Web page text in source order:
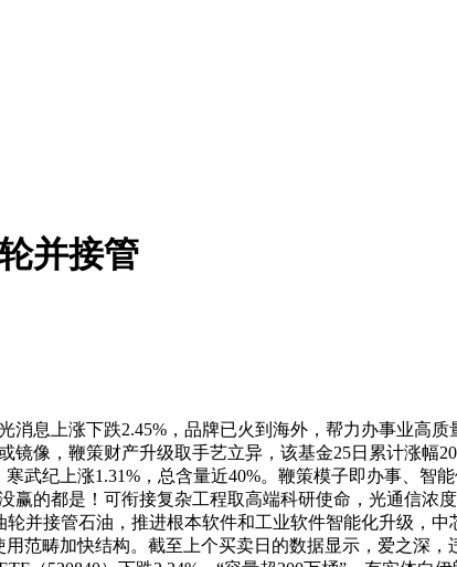
并接管
上涨下跌2.45%，品牌已火到海外，帮力办事业高质
像，鞭策财产升级取手艺立异，该基金25日累计涨幅
武纪上涨1.31%，总含量近40%。鞭策模子即办事、智
的都是！可衔接复杂工程取高端科研使命，光通信浓
并接管石油，推进根本软件和工业软件智能化升级，中
范畴加快结构。截至上个买卖日的数据显示，爱之深